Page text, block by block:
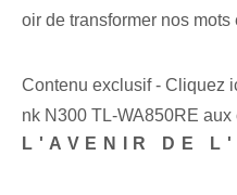
oir de transformer nos
Contenu exclusif - Cliquez
nk N300 TL-WA850RE
L'AVENIR DE